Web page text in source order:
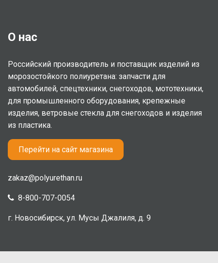
О нас
Российский производитель и поставщик изделий из
морозостойкого полиуретана: запчасти для
автомобилей, спецтехники, снегоходов, мототехники,
для промышленного оборудования, крепежные
изделия, ветровые стекла для снегоходов и изделия
из пластика.
Перейти на сайт магазина
zakaz@polyurethan.ru
8-800-707-0054
г. Новосибирск, ул. Мусы Джалиля, д. 9